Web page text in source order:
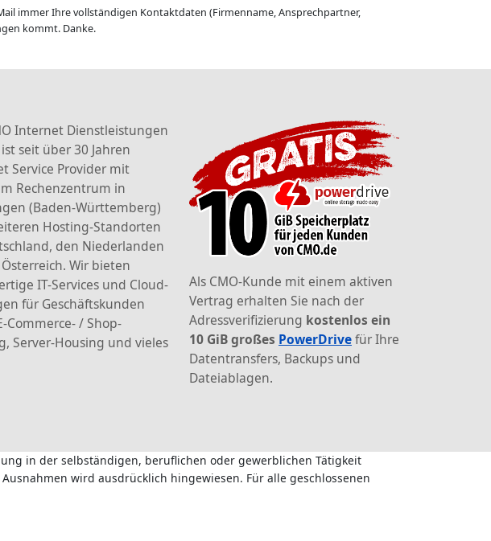
immer Ihre vollständigen Kontaktdaten (Firmenname, Ansprechpartner,
kommt. Danke.
Internet Dienstleistungen
seit über 30 Jahren
Service Provider mit
Rechenzentrum in
(Baden-Württemberg)
Hosting-Standorten
den Niederlanden
Wir bieten
IT-Services und Cloud-
für Geschäftskunden
Commerce- / Shop-
Server-Housing und vieles
Als CMO-Kunde mit einem aktiven
Vertrag erhalten Sie nach der
Adressverifizierung kostenlos ein
10 GiB großes PowerDrivefür Ihre
Datentransfers, Backups und
Dateiablagen.
in der selbständigen, beruflichen oder gewerblichen Tätigkeit
wird ausdrücklich hingewiesen. Für alle geschlossenen